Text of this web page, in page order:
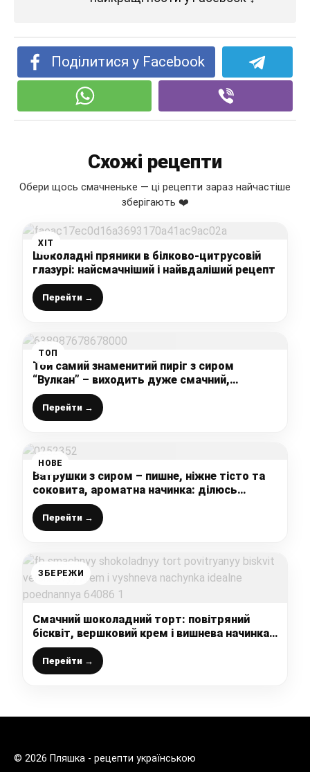
Поділитися у Facebook
Схожі рецепти
Обери щось смачненьке — ці рецепти зараз найчастіше
зберігають ❤️
ХІТ
Шоколадні пряники в білково-цитрусовій
глазурі: найсмачніший і найвдаліший рецепт
Перейти →
ТОП
Той самий знаменитий пиріг з сиром
“Вулкан” – виходить дуже смачний,
повітряний та з великою кількістю начинки
Перейти →
НОВЕ
Ватрушки з сиром – пишне, ніжне тісто та
соковита, ароматна начинка: ділюсь
рецептом булочок нашого дитинства, це
найвдаліший і мій улюблений рецепт
Перейти →
ЗБЕРЕЖИ
Смачний шоколадний торт: повітряний
бісквіт, вершковий крем і вишнева начинка
– ідеальне поєднання
Перейти →
© 2026 Пляшка - рецепти українською